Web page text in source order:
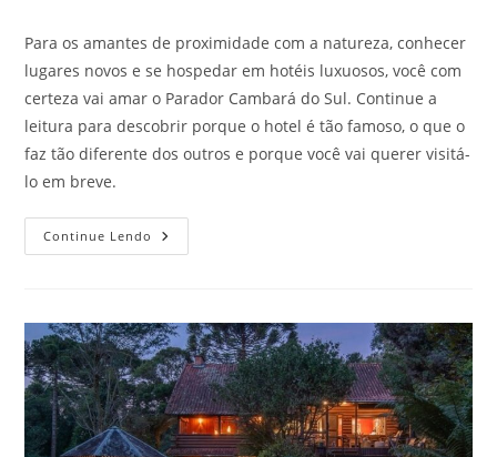
Para os amantes de proximidade com a natureza, conhecer
lugares novos e se hospedar em hotéis luxuosos, você com
certeza vai amar o Parador Cambará do Sul. Continue a
leitura para descobrir porque o hotel é tão famoso, o que o
faz tão diferente dos outros e porque você vai querer visitá-
lo em breve.
Continue Lendo Parador
Cambará
Conheça